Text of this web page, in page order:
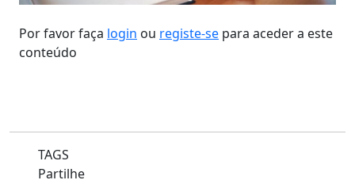
Por favor faça login ou registe-se para aceder a este
conteúdo
TAGS
Partilhe